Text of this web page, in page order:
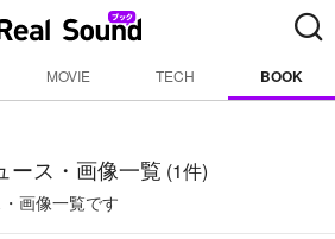
MOVIE TECH BOOK
ース・画像一覧 (1件)
画像一覧です